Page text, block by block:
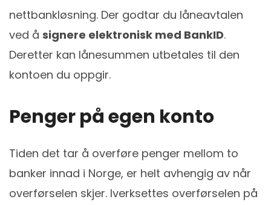
nettbankløsning. Der godtar du låneavtalen
ved å signere elektronisk med BankID.
Deretter kan lånesummen utbetales til den
kontoen du oppgir.
Penger på egen konto
Tiden det tar å overføre penger mellom to
banker innad i Norge, er helt avhengig av når
overførselen skjer. Iverksettes overførselen på